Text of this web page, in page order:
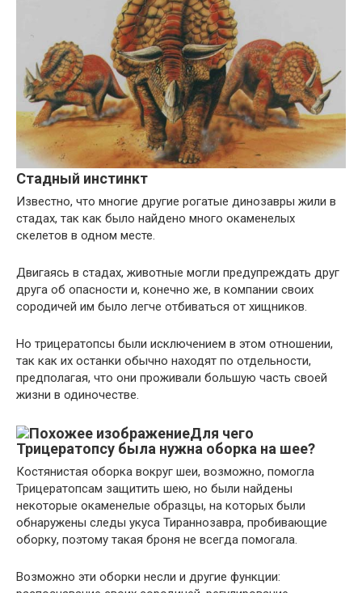
Стадный инстинкт
Известно, что многие другие рогатые динозавры жили в
стадах, так как было найдено много окаменелых
скелетов в одном месте.
Двигаясь в стадах, животные могли предупреждать друг
друга об опасности и, конечно же, в компании своих
сородичей им было легче отбиваться от хищников.
Но трицератопсы были исключением в этом отношении,
так как их останки обычно находят по отдельности,
предполагая, что они проживали большую часть своей
жизни в одиночестве.
Для чего
Трицератопсу была нужна оборка на шее?
Костянистая оборка вокруг шеи, возможно, помогла
Трицератопсам защитить шею, но были найдены
некоторые окаменелые образцы, на которых были
обнаружены следы укуса Тираннозавра, пробивающие
оборку, поэтому такая броня не всегда помогала.
Возможно эти оборки несли и другие функции: